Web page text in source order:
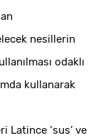
nesillerin
odaklı
kullanarak
Latince ‘sus’ ve